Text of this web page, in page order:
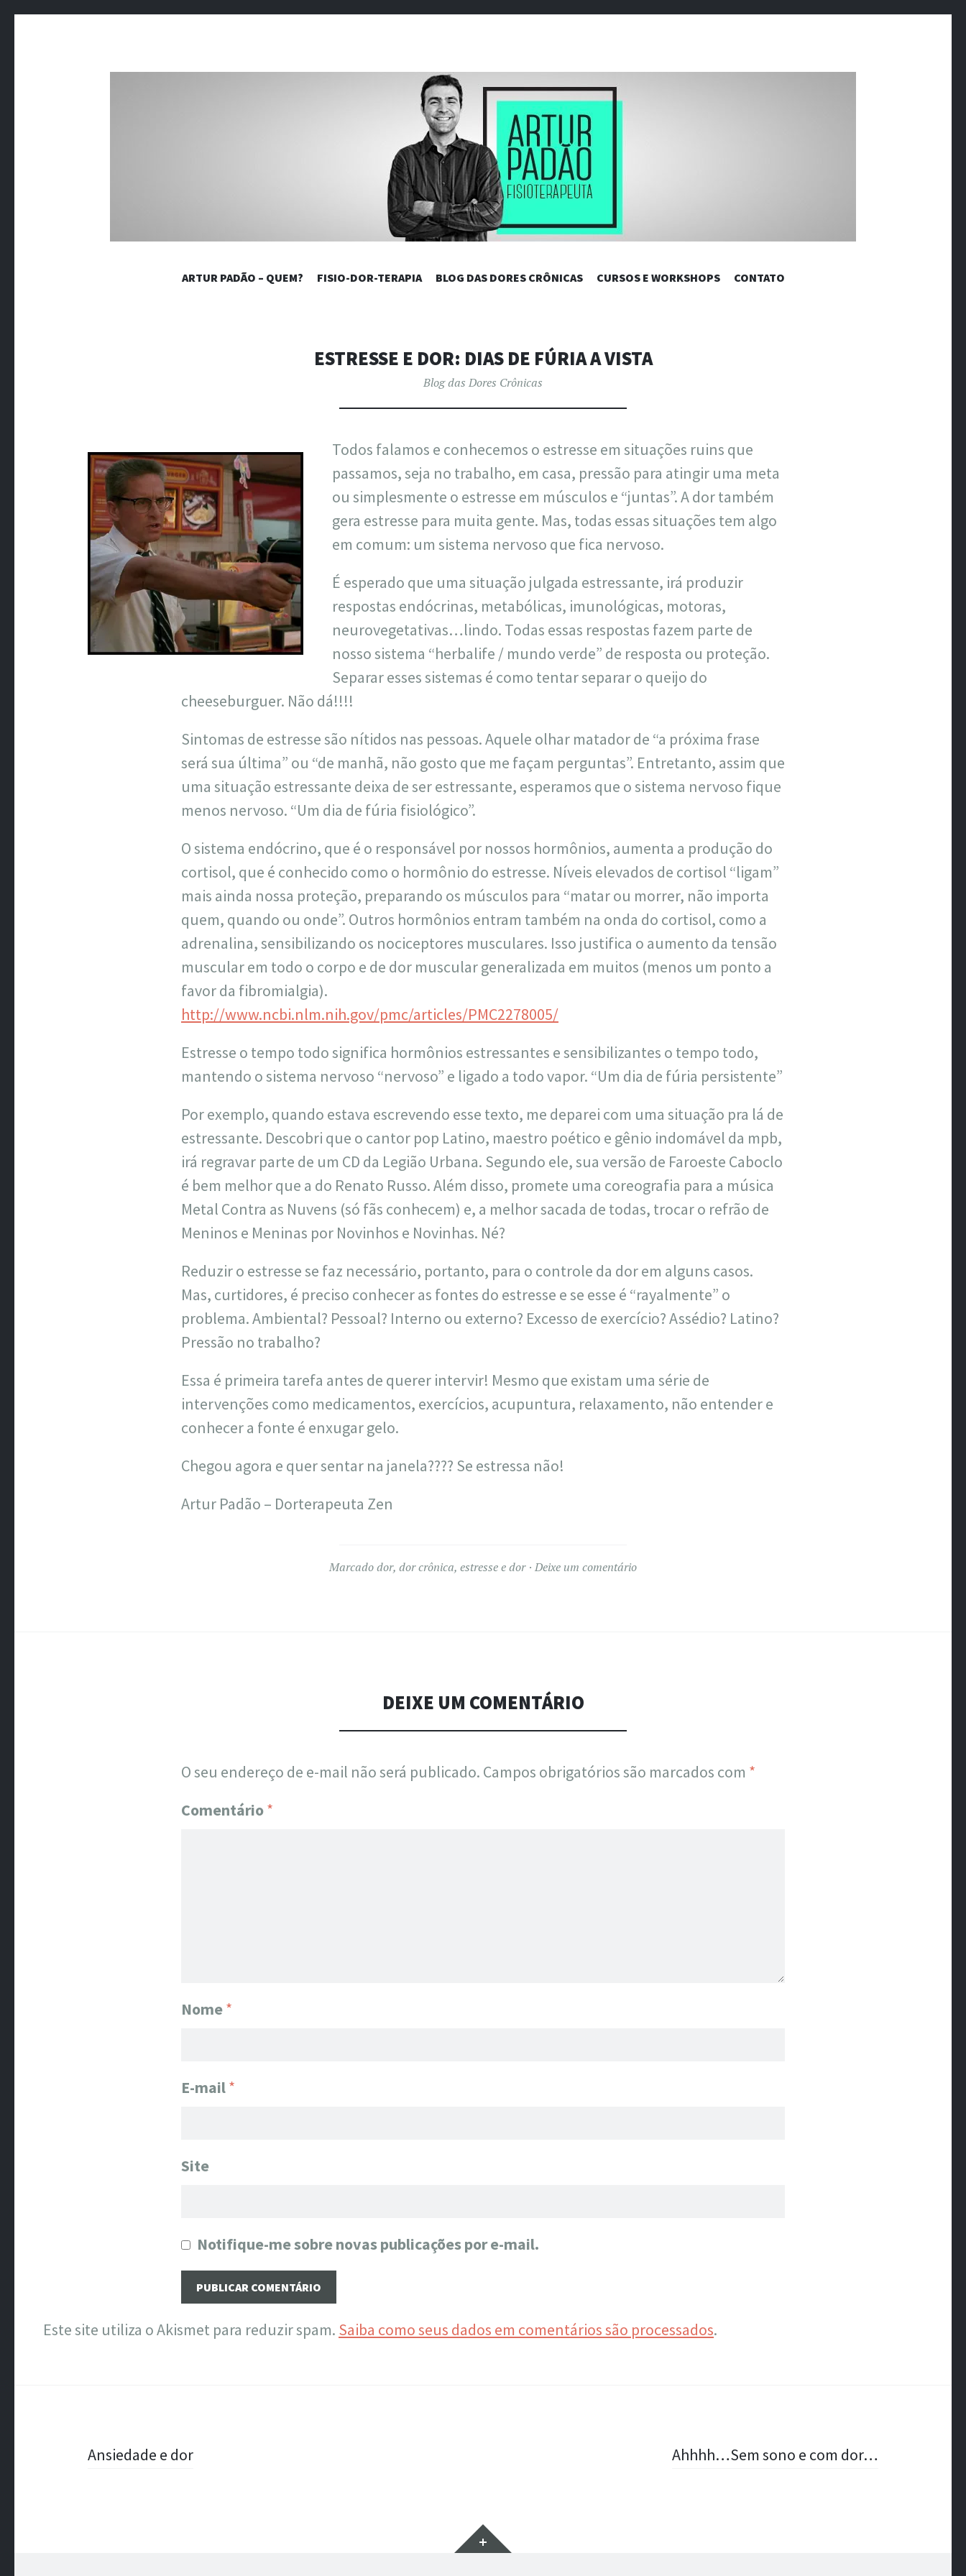
BLOG DAS DORES CRÔNICAS |
ARTUR PADÃO
Crônicas sobre dores crônicas.
PULAR
ARTUR PADÃO – QUEM? FISIO-DOR-TERAPIA BLOG DAS DORES CRÔNICAS CURSOS E WORKSHOPS CONTATO
ESTRESSE E DOR: DIAS DE FÚRIA A VISTA
Blog das Dores Crônicas
Todos falamos e conhecemos o estresse em situações ruins que
passamos, seja no trabalho, em casa, pressão para atingir uma meta
ou simplesmente o estresse em músculos e “juntas”. A dor também
gera estresse para muita gente. Mas, todas essas situações tem algo
em comum: um sistema nervoso que fica nervoso.
É esperado que uma situação julgada estressante, irá produzir
respostas endócrinas, metabólicas, imunológicas, motoras,
neurovegetativas…lindo. Todas essas respostas fazem parte de
nosso sistema “herbalife / mundo verde” de resposta ou proteção.
Separar esses sistemas é como tentar separar o queijo do
cheeseburguer. Não dá!!!!
Sintomas de estresse são nítidos nas pessoas. Aquele olhar matador de “a próxima frase
será sua última” ou “de manhã, não gosto que me façam perguntas”. Entretanto, assim que
uma situação estressante deixa de ser estressante, esperamos que o sistema nervoso fique
menos nervoso. “Um dia de fúria fisiológico”.
O sistema endócrino, que é o responsável por nossos hormônios, aumenta a produção do
cortisol, que é conhecido como o hormônio do estresse. Níveis elevados de cortisol “ligam”
mais ainda nossa proteção, preparando os músculos para “matar ou morrer, não importa
quem, quando ou onde”. Outros hormônios entram também na onda do cortisol, como a
adrenalina, sensibilizando os nociceptores musculares. Isso justifica o aumento da tensão
muscular em todo o corpo e de dor muscular generalizada em muitos (menos um ponto a
favor da fibromialgia).
http://www.ncbi.nlm.nih.gov/pmc/articles/PMC2278005/
Estresse o tempo todo significa hormônios estressantes e sensibilizantes o tempo todo,
mantendo o sistema nervoso “nervoso” e ligado a todo vapor. “Um dia de fúria persistente”
Por exemplo, quando estava escrevendo esse texto, me deparei com uma situação pra lá de
estressante. Descobri que o cantor pop Latino, maestro poético e gênio indomável da mpb,
irá regravar parte de um CD da Legião Urbana. Segundo ele, sua versão de Faroeste Caboclo
é bem melhor que a do Renato Russo. Além disso, promete uma coreografia para a música
Metal Contra as Nuvens (só fãs conhecem) e, a melhor sacada de todas, trocar o refrão de
Meninos e Meninas por Novinhos e Novinhas. Né?
Reduzir o estresse se faz necessário, portanto, para o controle da dor em alguns casos.
Mas, curtidores, é preciso conhecer as fontes do estresse e se esse é “rayalmente” o
problema. Ambiental? Pessoal? Interno ou externo? Excesso de exercício? Assédio? Latino?
Pressão no trabalho?
Essa é primeira tarefa antes de querer intervir! Mesmo que existam uma série de
intervenções como medicamentos, exercícios, acupuntura, relaxamento, não entender e
conhecer a fonte é enxugar gelo.
Chegou agora e quer sentar na janela???? Se estressa não!
Artur Padão – Dorterapeuta Zen
Marcadodor, dor crônica, estresse e dor Deixe um comentário
DEIXE UM COMENTÁRIO
O seu endereço de e-mail não será publicado. Campos obrigatórios são marcados com *
Comentário*
Nome*
E-mail*
Site
Notifique-me sobre novas publicações por e-mail.
Este site utiliza o Akismet para reduzir spam. Saiba como seus dados em comentários são processados.
Navegação
Ansiedade e dor Ahhhh…Sem sono e com dor…
Widgets